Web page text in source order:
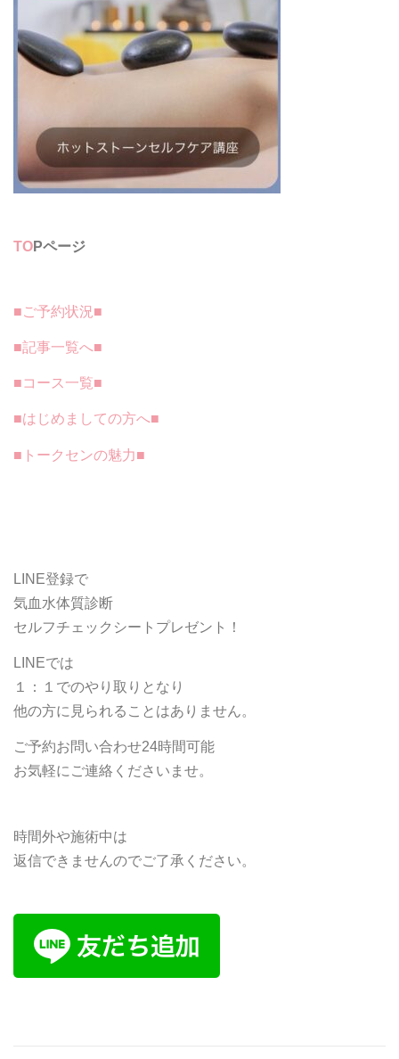
TOPページ
■ご予約状況■
■記事一覧へ■
■コース一覧■
■はじめましての方へ■
■トークセンの魅力■
LINE登録で
気血水体質診断
セルフチェックシートプレゼント！
LINEでは
１：１でのやり取りとなり
他の方に見られることはありません。
ご予約お問い合わせ24時間可能
お気軽に ご連絡くださいませ。
時間外や施術中は
返信できませんのでご了承ください。